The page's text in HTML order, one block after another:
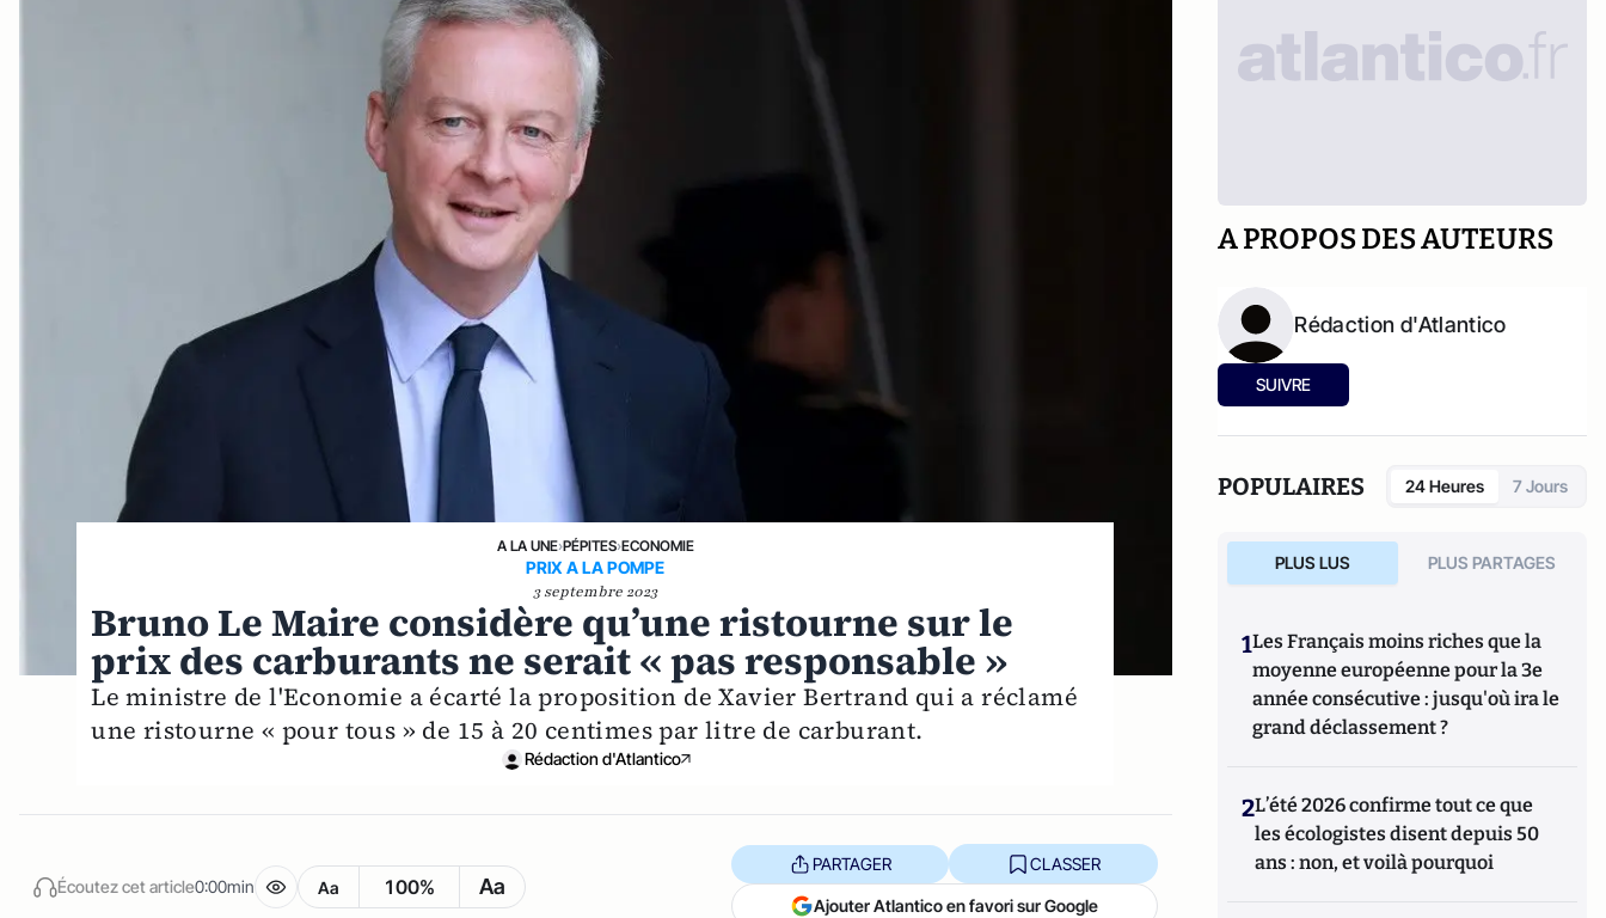
A LA UNE›PÉPITES›ECONOMIE
PRIX A LA POMPE
3 septembre 2023
Bruno Le Maire considère qu’une ristourne sur le
prix des carburants ne serait « pas responsable »
Le ministre de l'Economie a écarté la proposition de Xavier Bertrand qui a réclamé
une ristourne « pour tous » de 15 à 20 centimes par litre de carburant.
Rédaction d'Atlantico
Écoutez cet article0:00min Aa 100% Aa
PARTAGER CLASSER
Ajouter Atlantico en favori sur Google
A PROPOS DES AUTEURS
Rédaction d'Atlantico
SUIVRE
POPULAIRES 24 Heures 7 Jours
PLUS LUS PLUS PARTAGES
1Les Français moins riches que la
moyenne européenne pour la 3e
année consécutive : jusqu'où ira le
grand déclassement ?
2L’été 2026 confirme tout ce que
les écologistes disent depuis 50
ans : non, et voilà pourquoi